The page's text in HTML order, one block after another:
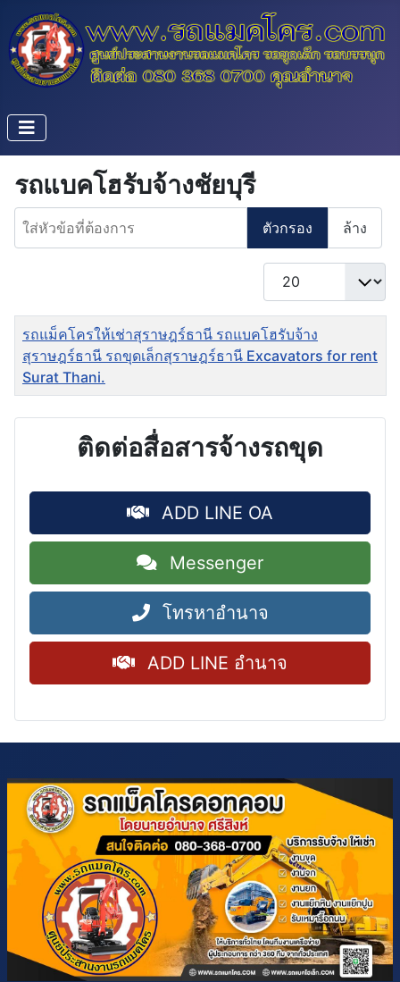
รถแบคโฮรับจ้างชัยบุรี
ใส่หัวข้อที่ต้องการ
ตัวกรอง ล้าง
แสดง #
ชื่อ
รถแม็คโครให้เช่าสุราษฎร์ธานี รถแบคโฮรับจ้าง
สุราษฎร์ธานี รถขุดเล็กสุราษฎร์ธานี Excavators for rent
Surat Thani.
ติดต่อสื่อสารจ้างรถขุด
ADD LINE OA
Messenger
โทรหาอำนาจ
ADD LINE อำนาจ